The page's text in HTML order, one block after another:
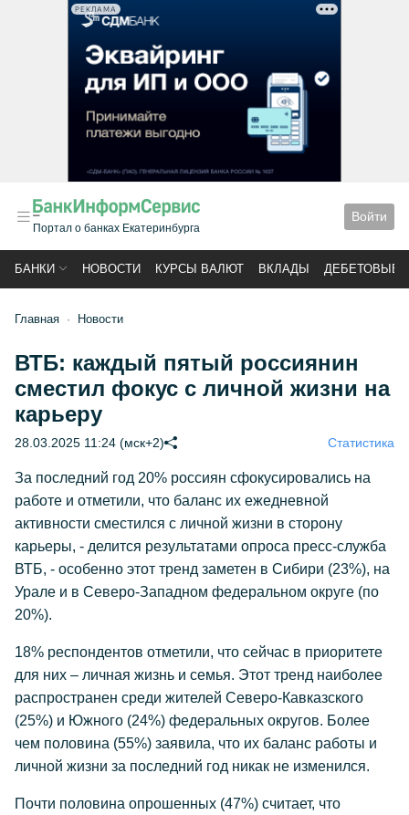
РЕКЛАМА
Портал о банках Екатеринбурга
Войти
БАНКИ НОВОСТИ КУРСЫ ВАЛЮТ ВКЛАДЫ ДЕБЕТОВЫЕ
Главная Новости
ВТБ: каждый пятый россиянин
сместил фокус с личной жизни на
карьеру
28.03.2025 11:24 (мск+2) Статистика
За последний год 20% россиян сфокусировались на
работе и отметили, что баланс их ежедневной
активности сместился с личной жизни в сторону
карьеры, - делится результатами опроса пресс-служба
ВТБ, - особенно этот тренд заметен в Сибири (23%), на
Урале и в Северо-Западном федеральном округе (по
20%).
18% респондентов отметили, что сейчас в приоритете
для них – личная жизнь и семья. Этот тренд наиболее
распространен среди жителей Северо-Кавказского
(25%) и Южного (24%) федеральных округов. Более
чем половина (55%) заявила, что их баланс работы и
личной жизни за последний год никак не изменился.
Почти половина опрошенных (47%) считает, что